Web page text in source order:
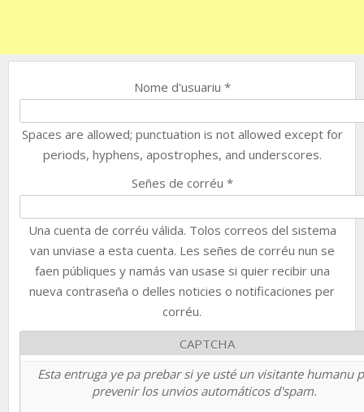
Nome d'usuariu *
Spaces are allowed; punctuation is not allowed except for
periods, hyphens, apostrophes, and underscores.
Señes de corréu *
Una cuenta de corréu válida. Tolos correos del sistema
van unviase a esta cuenta. Les señes de corréu nun se
faen públiques y namás van usase si quier recibir una
nueva contraseña o delles noticies o notificaciones per
corréu.
CAPTCHA
Esta entruga ye pa prebar si ye usté un visitante humanu
prevenir los unvios automáticos d'spam.